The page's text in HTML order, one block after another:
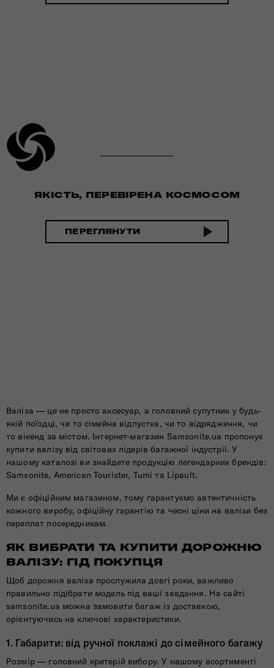
ЯКІСТЬ, ПЕРЕВІРЕНА КОСМОСОМ
ПЕРЕГЛЯНУТИ
Валіза — це не просто аксесуар, а головний супутник у будь-
якій поїздці, чи то сімейна відпустка, чи то відрядження, чи
то вікенд за містом. Інтернет-магазин Samsonite.ua пропонує
купити валізу від світових лідерів багажної індустрії. У
нашому каталозі ви знайдете продукцію легендарних брендів:
Samsonite, American Tourister, Tumi та Lipault.
Ми є офіційним магазином, тому гарантуємо автентичність
кожного виробу, офіційну гарантію та чесні ціни на валізи без
переплат посередникам.
ЯК ВИБРАТИ ТА КУПИТИ ДОРОЖНЮ
ВАЛІЗУ: ГІД ПОКУПЦЯ
Щоб дорожня валіза прослужила довгі роки, важливо
правильно підібрати модель під ваші завдання. На сайті
samsonite.ua можна замовити багаж із доставкою,
орієнтуючись на ключові характеристики.
1. Габарити: від ручної поклажі до сімейного багажу
Розмір — головний критерій вибору. У нашому асортименті